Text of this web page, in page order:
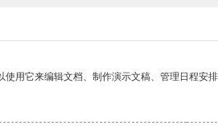
用它来编辑文档、制作演示文稿、管理日程安排